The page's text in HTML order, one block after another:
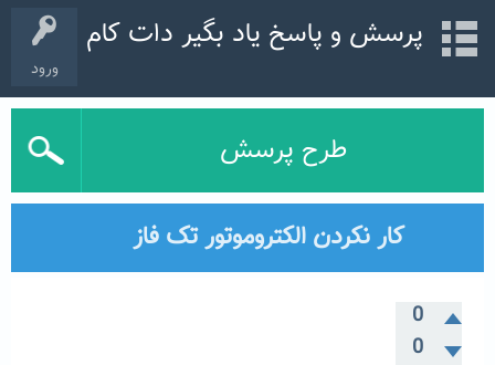
ورود
پرسش و پاسخ یاد بگیر دات کام
طرح پرسش
کار نکردن الکتروموتور تک فاز
0
0